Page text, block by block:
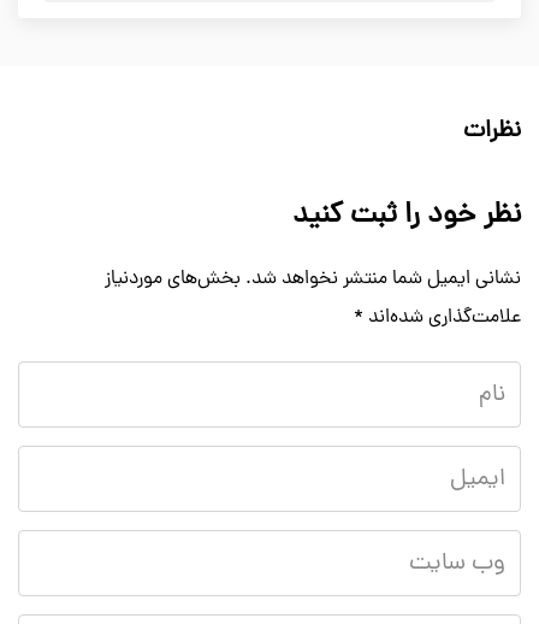
نظرات
نظر خود را ثبت کنید
نشانی ایمیل شما منتشر نخواهد شد. بخش‌های موردنیاز
علامت‌گذاری شده‌اند *